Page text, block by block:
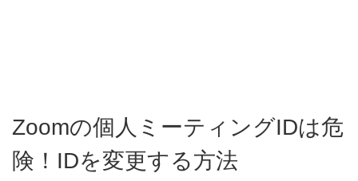
Zoomの個人ミーティングIDは危
険！IDを変更する方法